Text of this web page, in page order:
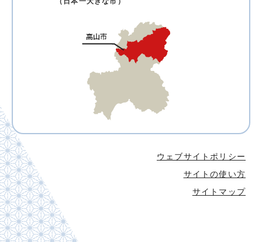
ウェブサイトポリシー
サイトの使い方
サイトマップ